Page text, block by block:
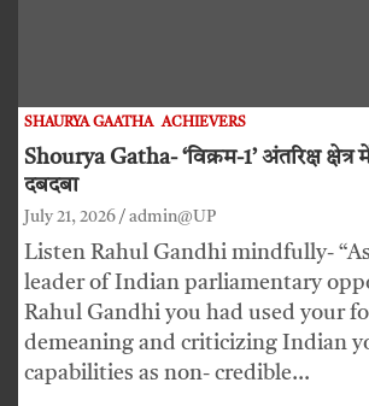
SHAURYA GAATHA ACHIEVERS
Shourya Gatha- ‘विक्रम-1’ अंतरिक्ष क्षेत्र
दबदबा
July 21, 2026 admin@UP
Listen Rahul Gandhi mindfully-
leader of Indian parliamentary
Rahul Gandhi you had used your
demeaning and criticizing Indian
capabilities as non- credible…